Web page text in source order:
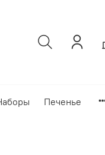
Печенье